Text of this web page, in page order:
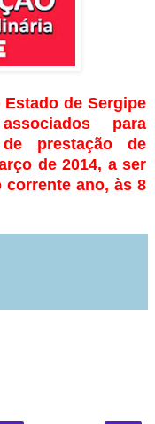
de Sergipe
para
prestação de
de 2014, a ser
corrente ano, às 8